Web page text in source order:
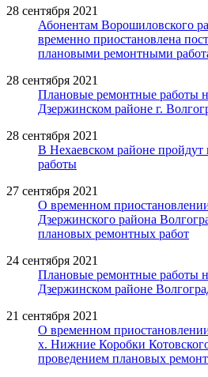
28 сентября 2021
Абонентам Ворошиловского
временно приостановлена
плановыми ремонтными
28 сентября 2021
Плановые ремонтные работы
Дзержинском районе г.
28 сентября 2021
В Нехаевском районе
работы
27 сентября 2021
О временном
Дзержинского района
плановых ремонтных работ
24 сентября 2021
Плановые ремонтные работы
Дзержинском районе
21 сентября 2021
О временном
х. Нижние Коробки
проведением плановых